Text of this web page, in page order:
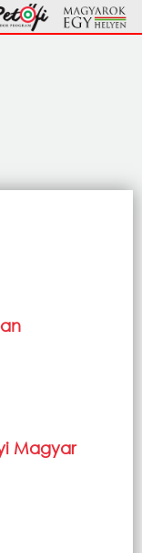
Magyar